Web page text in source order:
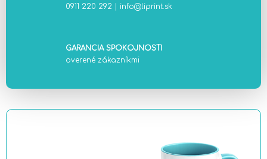
0911 220 292
info@liprint.sk
GARANCIA SPOKOJNOSTI
overené zákazníkmi